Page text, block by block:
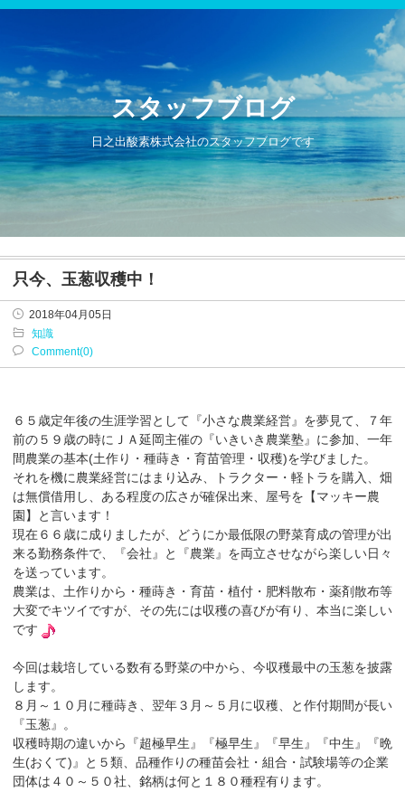
スタッフブログ
日之出酸素株式会社のスタッフブログです
只今、玉葱収穫中！
2018年04月05日
知識
Comment(0)
６５歳定年後の生涯学習として『小さな農業経営』を夢見て、７年
前の５９歳の時にＪＡ延岡主催の『いきいき農業塾』に参加、一年
間農業の基本(土作り・種蒔き・育苗管理・収穫)を学びました。
それを機に農業経営にはまり込み、トラクター・軽トラを購入、畑
は無償借用し、ある程度の広さが確保出来、屋号を【マッキー農
園】と言います！
現在６６歳に成りましたが、どうにか最低限の野菜育成の管理が出
来る勤務条件で、『会社』と『農業』を両立させながら楽しい日々
を送っています。
農業は、土作りから・種蒔き・育苗・植付・肥料散布・薬剤散布等
大変でキツイですが、その先には収穫の喜びが有り、本当に楽しい
です
今回は栽培している数有る野菜の中から、今収穫最中の玉葱を披露
します。
８月～１０月に種蒔き、翌年３月～５月に収穫、と作付期間が長い
『玉葱』。
収穫時期の違いから『超極早生』『極早生』『早生』『中生』『晩
生(おくて)』と５類、品種作りの種苗会社・組合・試験場等の企業
団体は４０～５０社、銘柄は何と１８０種程有ります。